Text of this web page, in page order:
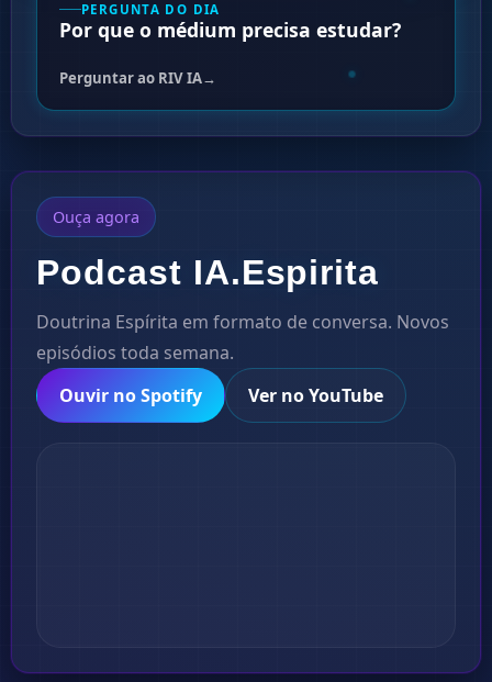
PERGUNTA DO DIA
Por que o médium precisa estudar?
Perguntar ao RIV IA→
Ouça agora
Podcast IA.Espirita
Doutrina Espírita em formato de conversa. Novos
episódios toda semana.
Ouvir no Spotify
Ver no YouTube